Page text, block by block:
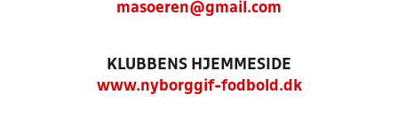
masoeren@gmail.com
KLUBBENS HJEMMESIDE
www.nyborggif-fodbold.dk